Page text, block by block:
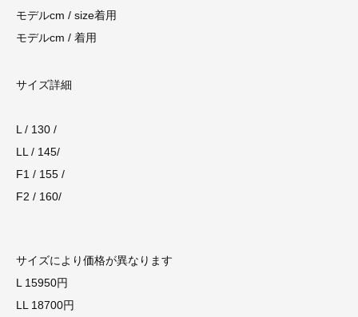
モデルcm / size着用
モデルcm / 着用
サイズ詳細
L / 130 /
LL / 145/
F1 / 155 /
F2 / 160/
サイズにより価格が異なります
L 15950円
LL 18700円